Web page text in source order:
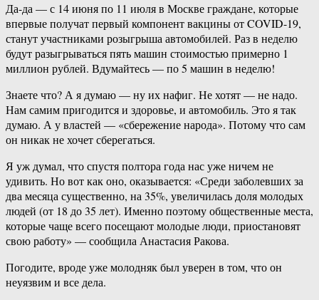
Да-да — с 14 июня по 11 июля в Москве граждане, которые
впервые получат первый компонент вакцины от COVID-​19,
станут участниками розыгрыша автомобилей. Раз в неделю
будут разыгрываться пять машин стоимостью примерно 1
миллион рублей. Вдумайтесь — по 5 машин в неделю!
Знаете что? А я думаю — ну их нафиг. Не хотят — не надо.
Нам самим пригодится и здоровье, и автомобиль. Это я так
думаю. А у властей — «сбережение народа». Потому что сам
он никак не хочет сберегаться.
Я уж думал, что спустя полтора года нас уже ничем не
удивить. Но вот как оно, оказывается: «Среди заболевших за
два месяца существенно, на 35%, увеличилась доля молодых
людей (от 18 до 35 лет). Именно поэтому общественные места,
которые чаще всего посещают молодые люди, приостановят
свою работу» — сообщила Анастасия Ракова.
Погодите, вроде уже молодняк был уверен в том, что он
неуязвим и все дела.